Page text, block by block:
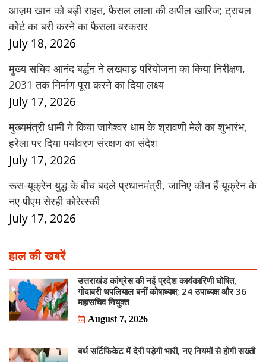
आज़म खान को बड़ी राहत, फैसल लाला की अपील खारिज; ट्रायल
कोर्ट का बरी करने का फैसला बरकरार
July 18, 2026
मुख्य सचिव आनंद बर्द्धन ने लखवाड़ परियोजना का किया निरीक्षण,
2031 तक निर्माण पूरा करने का दिया लक्ष्य
July 17, 2026
मुख्यमंत्री धामी ने किया जागेश्वर धाम के श्रावणी मेले का शुभारंभ,
हरेला पर दिया पर्यावरण संरक्षण का संदेश
July 17, 2026
रूस-यूक्रेन युद्ध के बीच बदले प्रधानमंत्री, जानिए कौन हैं यूक्रेन के
नए पीएम सेरही कोरेत्स्की
July 17, 2026
हाल की खबरें
उत्तराखंड कांग्रेस की नई प्रदेश कार्यकारिणी घोषित,
गोदावरी थपलियाल बनीं कोषाध्यक्ष; 24 उपाध्यक्ष और 36
महासचिव नियुक्त
August 7, 2026
बर्थ सर्टिफिकेट में देरी पड़ेगी भारी, नए नियमों से होगी सख्ती